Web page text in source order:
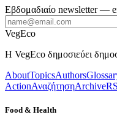
Εβδομαδιαίο newsletter—
VegEco
Η VegEco δημοσιεύει
AboutTopicsAuthors
ActionΑναζήτησηArchive
Food & Health